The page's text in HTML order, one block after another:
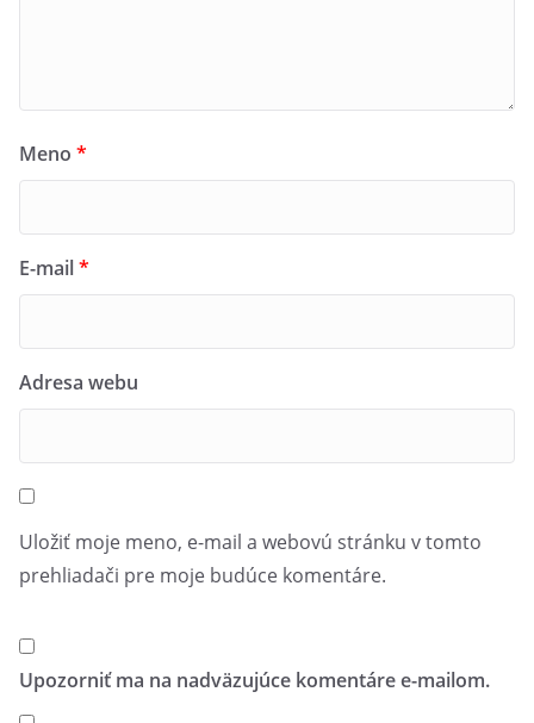
Meno *
E-mail*
Adresa webu
Uložiť moje meno, e-mail a webovú stránku v tomto
prehliadači pre moje budúce komentáre.
Upozorniť ma na nadväzujúce komentáre e-mailom.